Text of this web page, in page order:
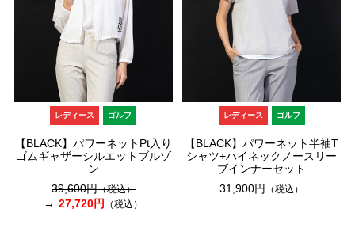
レディース ゴルフ
【BLACK】パワーネットPt入り
ゴムギャザーシルエットブルゾ
ン
39,600円（税込）
27,720円 （税込）
レディース ゴルフ
【BLACK】パワーネット半袖T
シャツ+ハイネックノースリー
ブインナーセット
31,900円
（税込）